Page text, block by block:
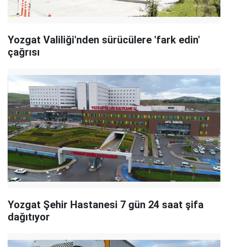
Yozgat Valiliği'nden sürücülere 'fark edin'
çağrısı
Yozgat Şehir Hastanesi 7 gün 24 saat şifa
dağıtıyor